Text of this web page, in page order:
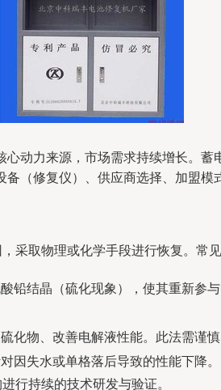
动力来源，市场需求持续增长。
修复仪）、供应商选择、加盟模
采取物理或化学手段进行恢复。常
铅结晶（硫化现象），使其重新参
物、改善电解液性能。此法需谨慎
因失水或单格落后导致的性能下降。
行持续的技术研发与验证。